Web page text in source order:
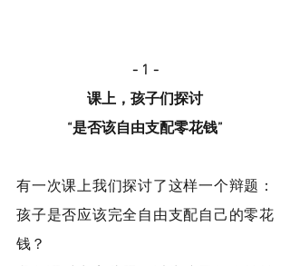
- 1 -
课上，孩子们探讨
“是否该自由支配零花钱”
有一次课上我们探讨了这样一个辩题：
孩子是否应该完全自由支配自己的零花
钱？